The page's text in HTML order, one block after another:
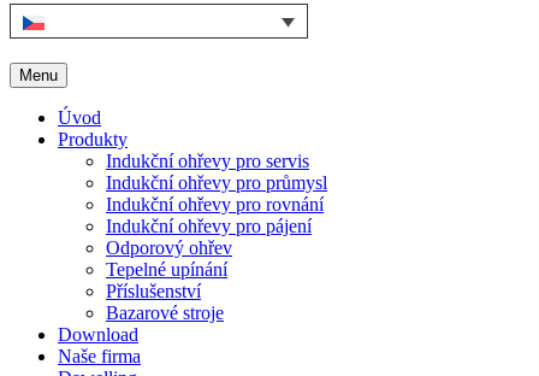
Menu
Úvod
Produkty
Indukční ohřevy pro servis
Indukční ohřevy pro průmysl
Indukční ohřevy pro rovnání
Indukční ohřevy pro pájení
Odporový ohřev
Tepelné upínání
Příslušenství
Bazarové stroje
Download
Naše firma